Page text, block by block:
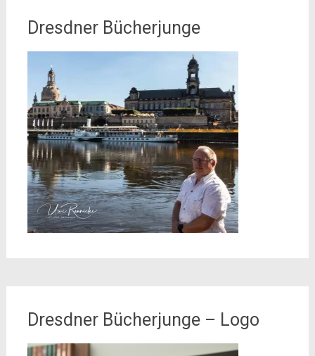
Dresdner Bücherjunge
Dresdner Bücherjunge – Logo